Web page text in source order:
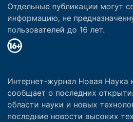
Отдельные публикации могут
информацию, не
пользователей до 16 лет.
Интернет-журнал Новая Наука
сообщает о последних
области науки и новых
последние новости высоких